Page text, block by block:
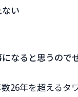
い
なると思うので
26年を超えるタ